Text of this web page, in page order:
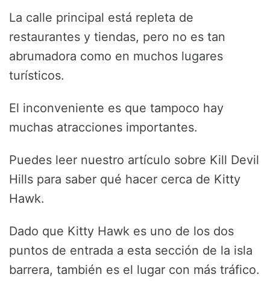
La calle principal está repleta de
restaurantes y tiendas, pero no es tan
abrumadora como en muchos lugares
turísticos.
El inconveniente es que tampoco hay
muchas atracciones importantes.
Puedes leer nuestro artículo sobre Kill Devil
Hills para saber qué hacer cerca de Kitty
Hawk.
Dado que Kitty Hawk es uno de los dos
puntos de entrada a esta sección de la isla
barrera, también es el lugar con más tráfico.